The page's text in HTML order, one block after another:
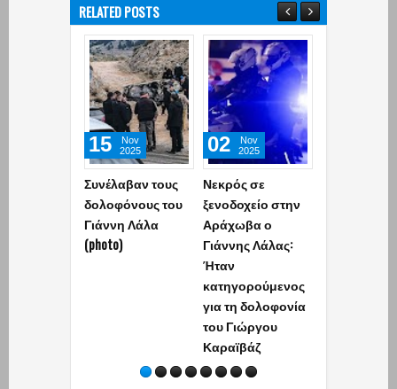
RELATED POSTS
Συνέλαβαν τους
δολοφόνους του
Γιάννη Λάλα
(photo)
15
Nov
2025
Νεκρός σε
ξενοδοχείο στην
Αράχωβα ο
Γιάννης Λάλας:
Ήταν
κατηγορούμενος
για τη δολοφονία
του Γιώργου
Καραϊβάζ
02
Nov
2025